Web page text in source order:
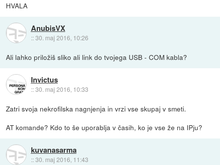
HVALA
AnubisVX
::30. maj 2016, 10:26
Ali lahko priložiš sliko ali link do tvojega USB - COM kabla?
Invictus
::30. maj 2016, 10:33
Zatri svoja nekrofilska nagnjenja in vrzi vse skupaj v smeti.
AT komande? Kdo to še uporablja v časih, ko je vse že na IPju?
kuvanasarma
::30. maj 2016, 11:43